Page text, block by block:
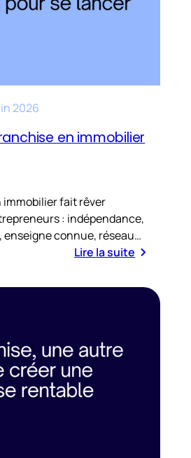
2026
en immobilier
immobilier fait rêver
: indépendance,
enseigne connue, réseau…
Lire la suite